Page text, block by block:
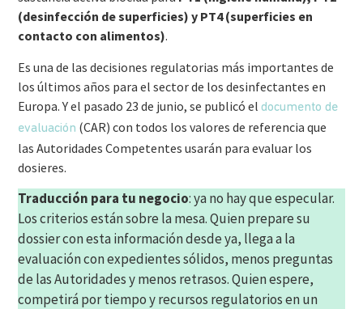
(desinfección de superficies) y PT4 (superficies en
contacto con alimentos).
Es una de las decisiones regulatorias más importantes de
los últimos años para el sector de los desinfectantes en
Europa. Y el pasado 23 de junio, se publicó eldocumento de
evaluación (CAR) con todos los valores de referencia que
las Autoridades Competentes usarán para evaluar los
dosieres.
Traducción para tu negocio: ya no hay que especular.
Los criterios están sobre la mesa. Quien prepare su
dossier con esta información desde ya, llega a la
evaluación con expedientes sólidos, menos preguntas
de las Autoridades y menos retrasos. Quien espere,
competirá por tiempo y recursos regulatorios en un